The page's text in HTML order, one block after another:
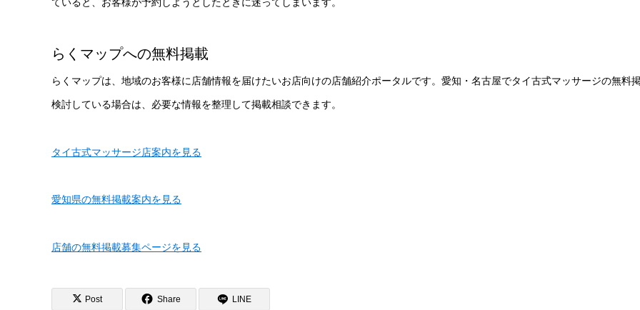
ていると、お客様が予約しようとしたときに迷ってしまいます。
らくマップへの無料掲載
らくマップは、地域のお客様に店舗情報を届けたいお店向けの店舗紹介ポータルです。愛知・名古屋でタイ古式マッサージの無料
検討している場合は、必要な情報を整理して掲載相談できます。
タイ古式マッサージ店案内を見る
愛知県の無料掲載案内を見る
店舗の無料掲載募集ページを見る
Post Share LINE